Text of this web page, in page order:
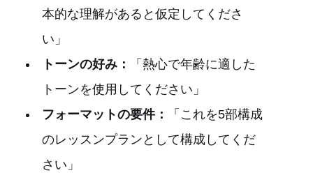
本的な理解があると仮定してくださ
い」
トーンの好み：
「熱心で年齢に適した
トーンを使用してください」
フォーマットの要件：
「これを5部構成
のレッスンプランとして構成してくだ
さい」